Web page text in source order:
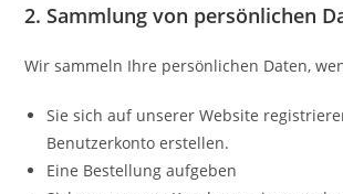
2. Sammlung von persönlichen
Wir sammeln Ihre persönlichen Daten,
Sie sich auf unserer Website
Benutzerkonto erstellen.
Eine Bestellung aufgeben